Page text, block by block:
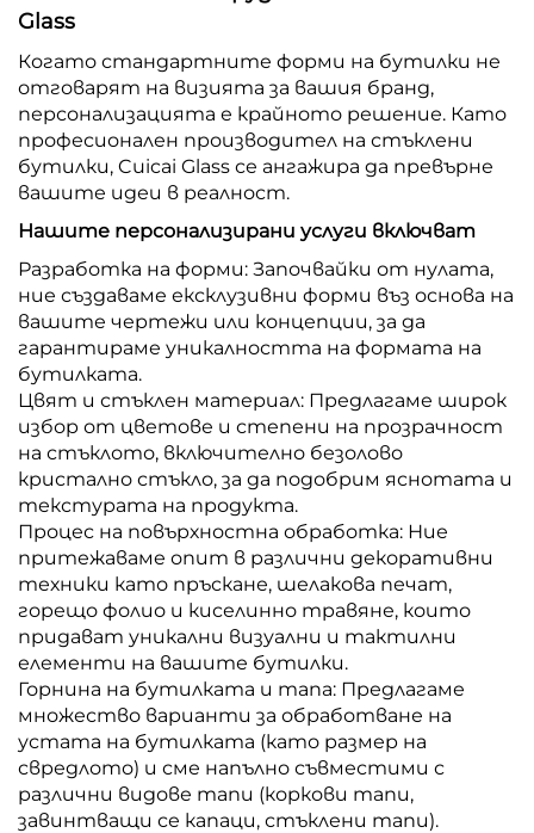
Glass
Когато стандартните форми на бутилки не
отговарят на визията за вашия бранд,
персонализацията е крайното решение. Като
професионален производител на стъклени
бутилки, Cuicai Glass се ангажира да превърне
вашите идеи в реалност.
Нашите персонализирани услуги включват
Разработка на форми: Започвайки от нулата,
ние създаваме ексклузивни форми въз основа на
вашите чертежи или концепции, за да
гарантираме уникалността на формата на
бутилката.
Цвят и стъклен материал: Предлагаме широк
избор от цветове и степени на прозрачност
на стъклото, включително безолово
кристално стъкло, за да подобрим яснотата и
текстурата на продукта.
Процес на повърхностна обработка: Ние
притежаваме опит в различни декоративни
техники като пръскане, шелакова печат,
горещо фолио и киселинно травяне, които
придават уникални визуални и тактилни
елементи на вашите бутилки.
Горнина на бутилката и тапа: Предлагаме
множество варианти за обработване на
устата на бутилката (като размер на
свредлото) и сме напълно съвместими с
различни видове тапи (коркови тапи,
завинтващи се капаци, стъклени тапи).